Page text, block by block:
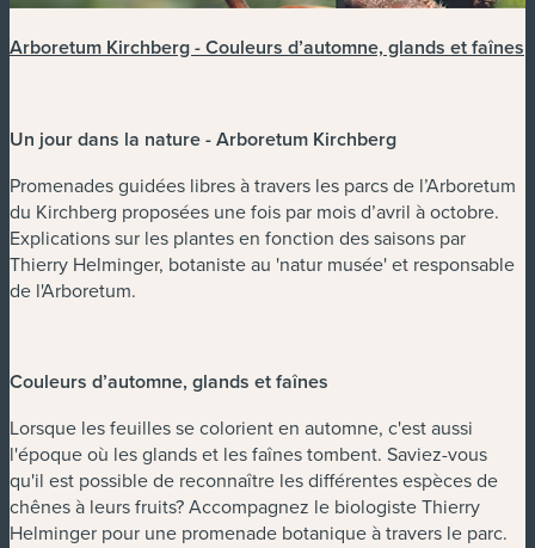
Arboretum Kirchberg - Couleurs d’automne, glands et faînes
Un jour dans la nature - Arboretum Kirchberg
Promenades guidées libres à travers les parcs de l’Arboretum
du Kirchberg proposées une fois par mois d’avril à octobre.
Explications sur les plantes en fonction des saisons par
Thierry Helminger, botaniste au 'natur musée' et responsable
de l'Arboretum.
Couleurs d’automne, glands et faînes
Lorsque les feuilles se colorient en automne, c'est aussi
l'époque où les glands et les faînes tombent. Saviez-vous
qu'il est possible de reconnaître les différentes espèces de
chênes à leurs fruits? Accompagnez le biologiste Thierry
Helminger pour une promenade botanique à travers le parc.